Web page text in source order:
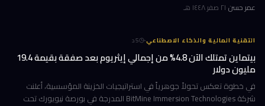
عمر حسن·٢١ صفر ١٤٤٨ هـ
التقنية المالية والذكاء الاصطناعي·
5د
بيتماين تمتلك الآن 4.8% من إجمالي إيثريوم بعد صفقة بقيمة 19.4
مليون دولار
في خطوة تعكس تحولاً جوهرياً في استراتيجيات الخزينة المؤسسية، أعلنت
شركة BitMine Immersion Technologies المدرجة في بورصة نيويورك تحت